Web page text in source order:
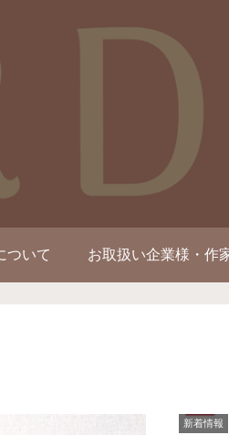
ついて お取扱い企業様・作
新着情報